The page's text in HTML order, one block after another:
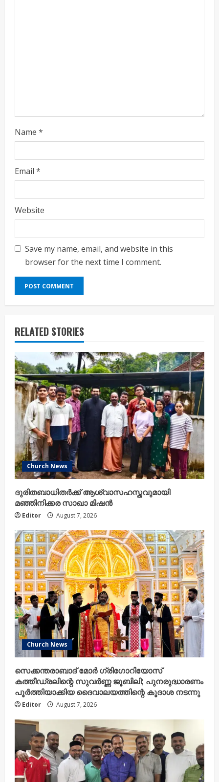
Name *
Email *
Website
Save my name, email, and website in this
browser for the next time I comment.
RELATED STORIES
Church News
ദുരിതബാധിതർക്ക് ആശ്വാസഹസ്തവുമായി
മഞ്ഞിനിക്കര സാഖാ മിഷൻ
Editor August 7, 2026
Church News
സെക്കന്തരാബാദ് മോർ ഗ്രിഗോറിയോസ്
കത്തീഡ്രലിന്റെ സുവർണ്ണ ജൂബിലി; പുനരുദ്ധാരണം
പൂർത്തിയാക്കിയ ദൈവാലയത്തിന്റെ കൂദാശ നടന്നു
Editor August 7, 2026